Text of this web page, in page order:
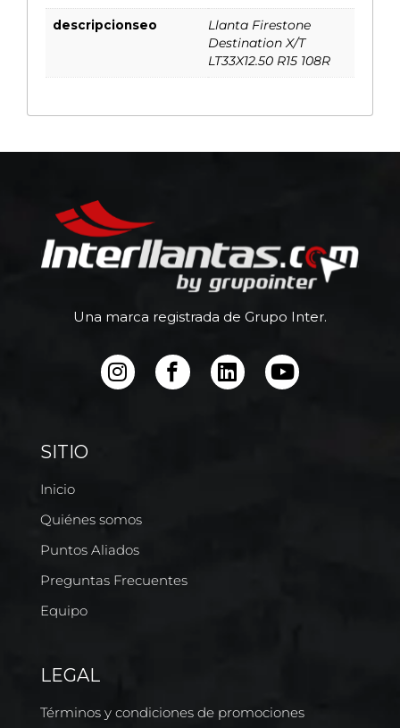
descripcionseo
Llanta Firestone
Destination X/T
LT33X12.50 R15 108R
Una marca registrada de Grupo Inter.
SITIO
Inicio
Quiénes somos
Puntos Aliados
Preguntas Frecuentes
Equipo
LEGAL
Términos y condiciones de promociones